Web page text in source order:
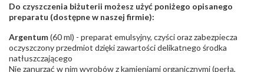
Do czyszczenia biżuterii możesz użyć poniżego opisanego
preparatu (dostępne w naszej firmie):
Argentum(60 ml) - preparat emulsyjny, czyści oraz zabezpiecza
oczyszczony przedmiot dzięki zawartości delikatnego środka
natłuszczającego
Nie zanurzać w nim wyrobów z kamieniami organicznymi (perła,